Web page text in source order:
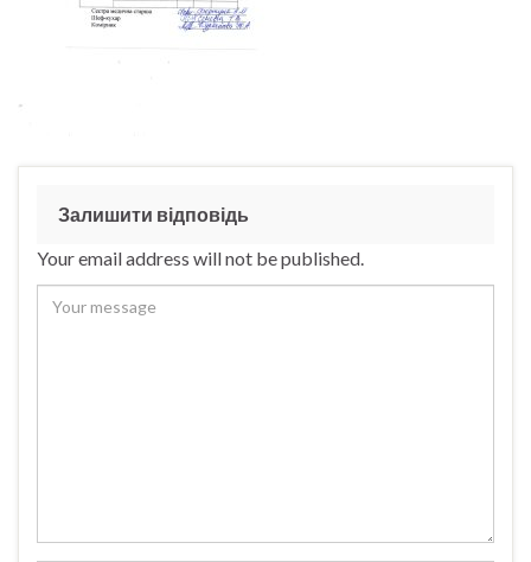
Залишити відповідь
Your email address will not be published.